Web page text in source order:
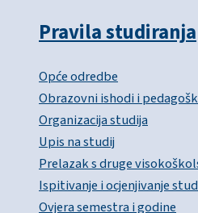
Pravila studiranja
Opće odredbe
Obrazovni ishodi i
Organizacija studija
Upis na studij
Prelazak s druge
Ispitivanje i ocjenjivanje
Ovjera semestra i godine